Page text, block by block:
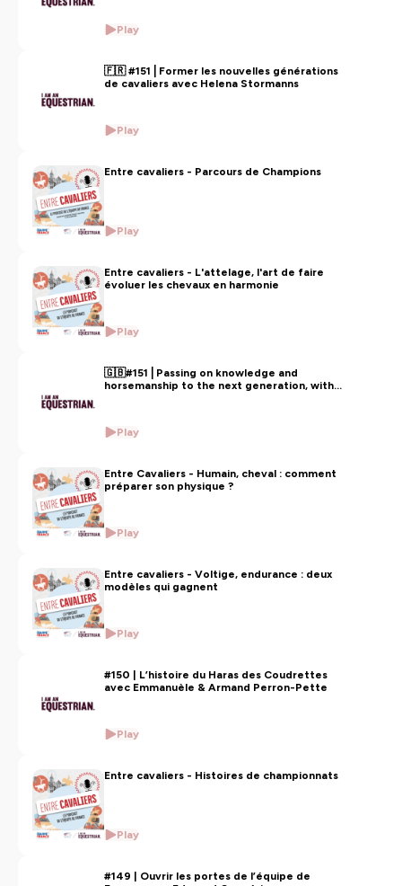
Play
🇫🇷 #151⎪Former les nouvelles générations
de cavaliers avec Helena Stormanns
Play
Entre cavaliers - Parcours de Champions
Play
Entre cavaliers - L'attelage, l'art de faire
évoluer les chevaux en harmonie
Play
🇬🇧#151⎪Passing on knowledge and
horsemanship to the next generation, with
Play
Entre Cavaliers - Humain, cheval : comment
préparer son physique ?
Play
Entre cavaliers - Voltige, endurance : deux
modèles qui gagnent
Play
#150 | L’histoire du Haras des Coudrettes
avec Emmanuèle & Armand Perron-Pette
Play
Entre cavaliers - Histoires de championnats
Play
#149 | Ouvrir les portes de l’équipe de